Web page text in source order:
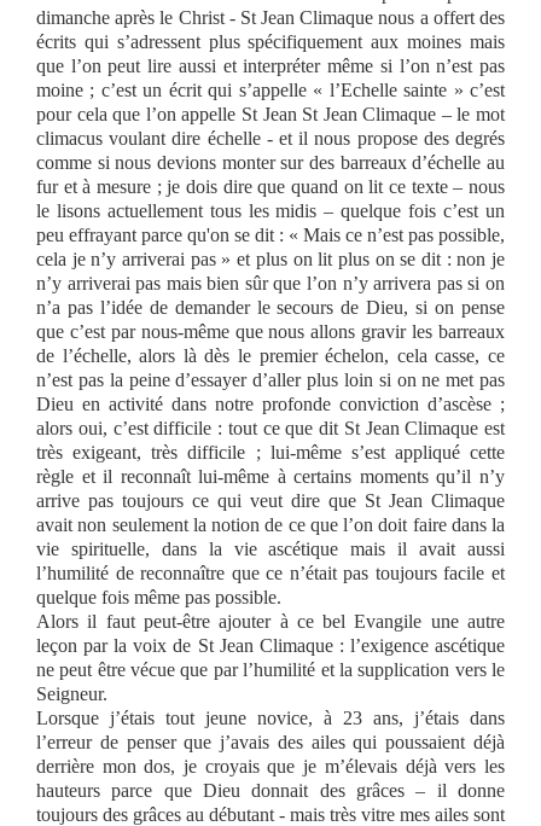
dimanche après le Christ - St Jean Climaque nous a offert des
écrits qui s’adressent plus spécifiquement aux moines mais
que l’on peut lire aussi et interpréter même si l’on n’est pas
moine ; c’est un écrit qui s’appelle « l’Echelle sainte » c’est
pour cela que l’on appelle St Jean St Jean Climaque – le mot
climacus voulant dire échelle - et il nous propose des degrés
comme si nous devions monter sur des barreaux d’échelle au
fur et à mesure ; je dois dire que quand on lit ce texte – nous
le lisons actuellement tous les midis – quelque fois c’est un
peu effrayant parce qu'on se dit : « Mais ce n’est pas possible,
cela je n’y arriverai pas » et plus on lit plus on se dit : non je
n’y arriverai pas mais bien sûr que l’on n’y arrivera pas si on
n’a pas l’idée de demander le secours de Dieu, si on pense
que c’est par nous-même que nous allons gravir les barreaux
de l’échelle, alors là dès le premier échelon, cela casse, ce
n’est pas la peine d’essayer d’aller plus loin si on ne met pas
Dieu en activité dans notre profonde conviction d’ascèse ;
alors oui, c’est difficile : tout ce que dit St Jean Climaque est
très exigeant, très difficile ; lui-même s’est appliqué cette
règle et il reconnaît lui-même à certains moments qu’il n’y
arrive pas toujours ce qui veut dire que St Jean Climaque
avait non seulement la notion de ce que l’on doit faire dans la
vie spirituelle, dans la vie ascétique mais il avait aussi
l’humilité de reconnaître que ce n’était pas toujours facile et
quelque fois même pas possible.
Alors il faut peut-être ajouter à ce bel Evangile une autre
leçon par la voix de St Jean Climaque : l’exigence ascétique
ne peut être vécue que par l’humilité et la supplication vers le
Seigneur.
Lorsque j’étais tout jeune novice, à 23 ans, j’étais dans
l’erreur de penser que j’avais des ailes qui poussaient déjà
derrière mon dos, je croyais que je m’élevais déjà vers les
hauteurs parce que Dieu donnait des grâces – il donne
toujours des grâces au débutant - mais très vitre mes ailes sont